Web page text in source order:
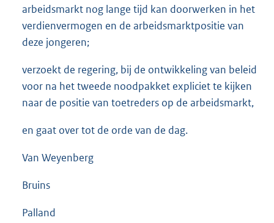
arbeidsmarkt nog lange tijd kan doorwerken in het
verdienvermogen en de arbeidsmarktpositie van
deze jongeren;
verzoekt de regering, bij de ontwikkeling van beleid
voor na het tweede noodpakket expliciet te kijken
naar de positie van toetreders op de arbeidsmarkt,
en gaat over tot de orde van de dag.
Van Weyenberg
Bruins
Palland